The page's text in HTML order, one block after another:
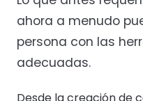
ahora a menudo
persona con las
adecuadas.